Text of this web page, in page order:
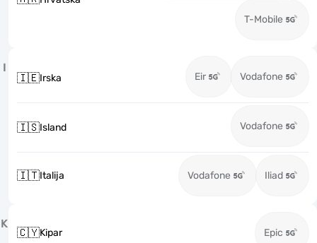
T-Mobile
I
🇮🇪Irska Eir Vodafone
🇮🇸Island Vodafone
🇮🇹Italija Vodafone Iliad
K
🇨🇾Kipar Epic